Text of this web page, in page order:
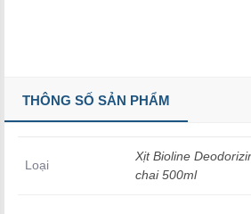
THÔNG SỐ SẢN PHẨM
Loại
Xịt Bioline
chai 500ml